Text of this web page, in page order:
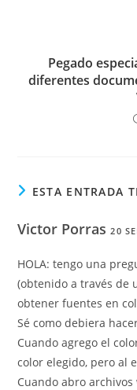
Pegado
diferentes
ESTA ENTRADA
Victor Porras20
HOLA: tengo una
(obtenido a través de
obtener fuentes en
Sé como debiera
Cuando agrego el
color elegido, pero al
Cuando abro